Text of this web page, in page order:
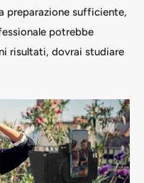
preparazione sufficiente,
potrebbe
risultati, dovrai studiare